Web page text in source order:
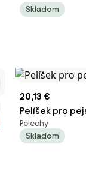
0,3L
Skladom
20,13 €
Pelíšek pro
Pelechy
Skladom